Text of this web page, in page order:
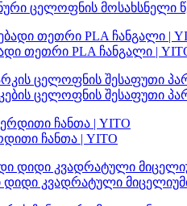
ცელოფნის მოსახსნელი
თეთრი PLA ჩანგალი |
ცელოფნის შესაფუთი
ჩანთა | YITO
კვადრატული